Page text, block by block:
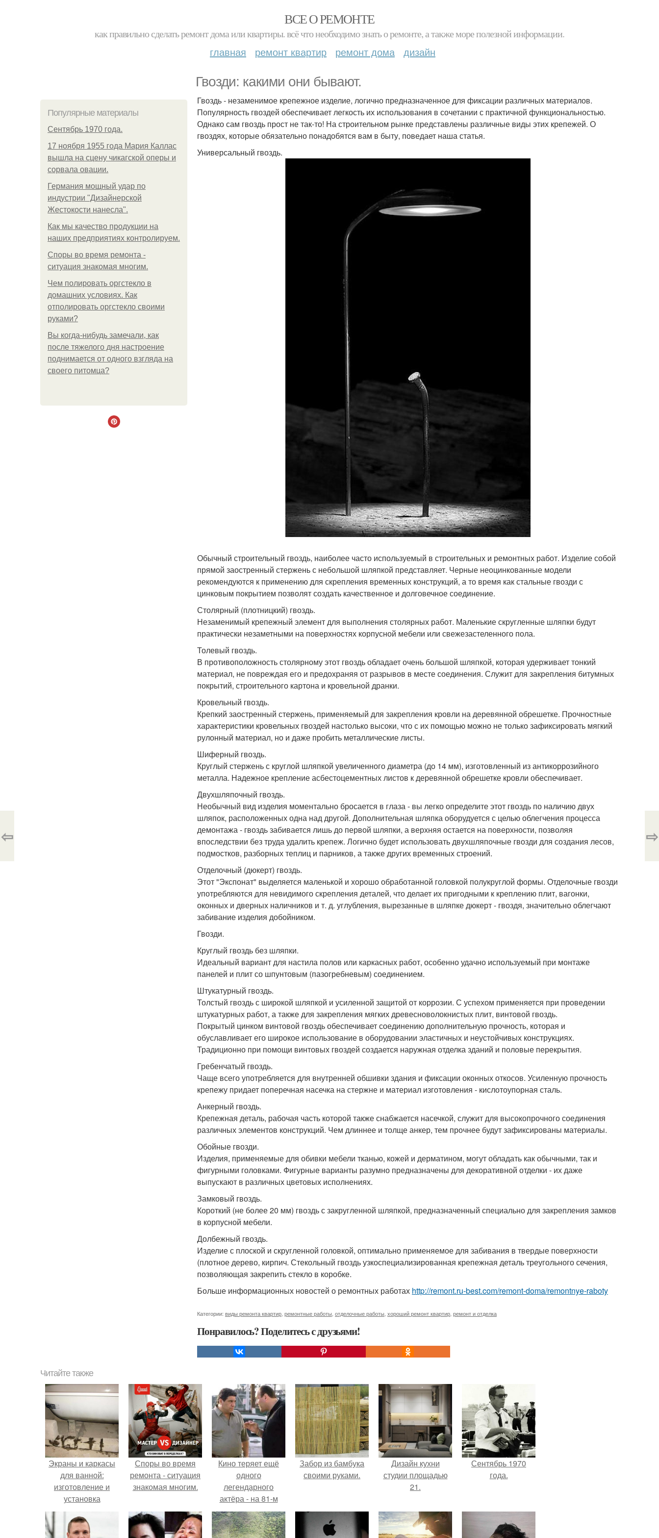
ВСЕ О РЕМОНТЕ
как правильно сделать ремонт дома или квартиры. всё что необходимо знать о ремонте, а также море полезной информации.
главная ремонт квартир ремонт дома дизайн
Гвозди: какими они бывают.
Популярные материалы
Сентябрь 1970 года.
17 ноября 1955 года Мария Каллас
вышла на сцену чикагской оперы и
сорвала овации.
Германия мощный удар по
индустрии "Дизайнерской
Жестокости нанесла".
Как мы качество продукции на
наших предприятиях контролируем.
Споры во время ремонта -
ситуация знакомая многим.
Чем полировать оргстекло в
домашних условиях. Как
отполировать оргстекло своими
руками?
Вы когда-нибудь замечали, как
после тяжелого дня настроение
поднимается от одного взгляда на
своего питомца?
Гвоздь - незаменимое крепежное изделие, логично предназначенное для фиксации различных материалов.
Популярность гвоздей обеспечивает легкость их использования в сочетании с практичной функциональностью.
Однако сам гвоздь прост не так-то! На строительном рынке представлены различные виды этих крепежей. О
гвоздях, которые обязательно понадобятся вам в быту, поведает наша статья.
Универсальный гвоздь.
Обычный строительный гвоздь, наиболее часто используемый в строительных и ремонтных работ. Изделие собой
прямой заостренный стержень с небольшой шляпкой представляет. Черные неоцинкованные модели
рекомендуются к применению для скрепления временных конструкций, а то время как стальные гвозди с
цинковым покрытием позволят создать качественное и долговечное соединение.
Столярный (плотницкий) гвоздь.
Незаменимый крепежный элемент для выполнения столярных работ. Маленькие скругленные шляпки будут
практически незаметными на поверхностях корпусной мебели или свежезастеленного пола.
Толевый гвоздь.
В противоположность столярному этот гвоздь обладает очень большой шляпкой, которая удерживает тонкий
материал, не повреждая его и предохраняя от разрывов в месте соединения. Служит для закрепления битумных
покрытий, строительного картона и кровельной дранки.
Кровельный гвоздь.
Крепкий заостренный стержень, применяемый для закрепления кровли на деревянной обрешетке. Прочностные
характеристики кровельных гвоздей настолько высоки, что с их помощью можно не только зафиксировать мягкий
рулонный материал, но и даже пробить металлические листы.
Шиферный гвоздь.
Круглый стержень с круглой шляпкой увеличенного диаметра (до 14 мм), изготовленный из антикоррозийного
металла. Надежное крепление асбестоцементных листов к деревянной обрешетке кровли обеспечивает.
Двухшляпочный гвоздь.
Необычный вид изделия моментально бросается в глаза - вы легко определите этот гвоздь по наличию двух
шляпок, расположенных одна над другой. Дополнительная шляпка оборудуется с целью облегчения процесса
демонтажа - гвоздь забивается лишь до первой шляпки, а верхняя остается на поверхности, позволяя
впоследствии без труда удалить крепеж. Логично будет использовать двухшляпочные гвозди для создания лесов,
подмостков, разборных теплиц и парников, а также других временных строений.
Отделочный (дюкерт) гвоздь.
Этот "Экспонат" выделяется маленькой и хорошо обработанной головкой полукруглой формы. Отделочные гвозди
употребляются для невидимого скрепления деталей, что делает их пригодными к креплению плит, вагонки,
оконных и дверных наличников и т. д. углубления, вырезанные в шляпке дюкерт - гвоздя, значительно облегчают
забивание изделия добойником.
Гвозди.
Круглый гвоздь без шляпки.
Идеальный вариант для настила полов или каркасных работ, особенно удачно используемый при монтаже
панелей и плит со шпунтовым (пазогребневым) соединением.
Штукатурный гвоздь.
Толстый гвоздь с широкой шляпкой и усиленной защитой от коррозии. С успехом применяется при проведении
штукатурных работ, а также для закрепления мягких древесноволокнистых плит, винтовой гвоздь.
Покрытый цинком винтовой гвоздь обеспечивает соединению дополнительную прочность, которая и
обуславливает его широкое использование в оборудовании эластичных и неустойчивых конструкциях.
Традиционно при помощи винтовых гвоздей создается наружная отделка зданий и половые перекрытия.
Гребенчатый гвоздь.
Чаще всего употребляется для внутренней обшивки здания и фиксации оконных откосов. Усиленную прочность
крепежу придает поперечная насечка на стержне и материал изготовления - кислотоупорная сталь.
Анкерный гвоздь.
Крепежная деталь, рабочая часть которой также снабжается насечкой, служит для высокопрочного соединения
различных элементов конструкций. Чем длиннее и толще анкер, тем прочнее будут зафиксированы материалы.
Обойные гвозди.
Изделия, применяемые для обивки мебели тканью, кожей и дерматином, могут обладать как обычными, так и
фигурными головками. Фигурные варианты разумно предназначены для декоративной отделки - их даже
выпускают в различных цветовых исполнениях.
Замковый гвоздь.
Короткий (не более 20 мм) гвоздь с закругленной шляпкой, предназначенный специально для закрепления замков
в корпусной мебели.
Долбежный гвоздь.
Изделие с плоской и скругленной головкой, оптимально применяемое для забивания в твердые поверхности
(плотное дерево, кирпич. Стекольный гвоздь узкоспециализированная крепежная деталь треугольного сечения,
позволяющая закрепить стекло в коробке.
Больше информационных новостей о ремонтных работах http://remont.ru-best.com/remont-doma/remontnye-raboty
Категории: виды ремонта квартир ремонтные работы отделочные работы хороший ремонт квартир ремонт и отделка
Понравилось? Поделитесь с друзьями!
⇦ ⇨
Читайте также
Экраны и каркасы
для ванной:
изготовление и
установка
самостоятельно.
Споры во время
ремонта - ситуация
знакомая многим.
Кино теряет ещё
одного
легендарного
актёра - на 81-м
году жизни не стало
Винсента пасторе.
Забор из бамбука
своими руками.
Дизайн кухни
студии площадью
21.
Сентябрь 1970
года.